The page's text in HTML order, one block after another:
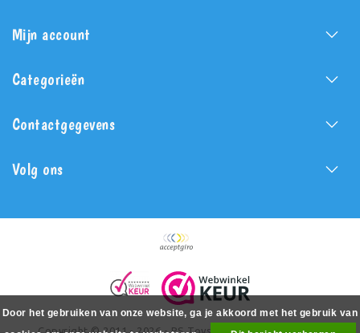
Mijn account
Categorieën
Contactgegevens
Volg ons
Copyright © 2011 - 2026 - PS Toys - All rights reserved -
Door het gebruiken van onze website, ga je akkoord met het gebruik van